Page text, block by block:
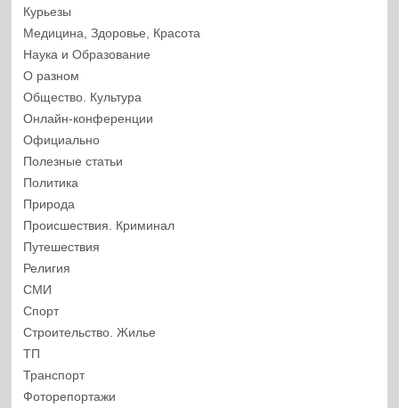
Курьезы
Медицина, Здоровье, Красота
Наука и Образование
О разном
Общество. Культура
Онлайн-конференции
Официально
Полезные статьи
Политика
Природа
Происшествия. Криминал
Путешествия
Религия
СМИ
Спорт
Строительство. Жилье
ТП
Транспорт
Фоторепортажи